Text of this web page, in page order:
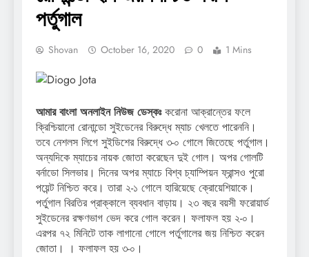
পর্তুগাল
Shovan October 16, 2020 0 1 Mins
আমার বাংলা অনলাইন নিউজ ডেস্কঃকরোনা আক্রান্তের ফলে
ক্রিশ্চিয়ানো রোনান্ডো সুইডেনের বিরুদ্ধে ম্যাচ খেলতে পারেননি।
তবে নেশলস লিগে সুইডিশের বিরুদ্ধে ৩-০ গোলে জিতেছে পর্তুগাল।
অন্যদিকে ম্যাচের নায়ক জোতা করেছেন দুই গোল। অপর গোলটি
বর্নাডো সিলভার। দিনের অপর ম্যাচে বিশ্ব চ্যাম্পিয়ন ফ্রান্সও পুরো
পয়েন্ট নিশ্চিত করে। তারা ২-১ গোলে হারিয়েছে ক্রোয়েশিয়াকে।
পর্তুগাল বিরতির প্রাক্কালে ব্যবধান বাড়ায়। ২৩ বছর বয়সী ফরোয়ার্ড
সুইডেনের রক্ষণভাগ ভেদ করে গোল করেন। ফলাফল হয় ২-০।
এরপর ৭২ মিনিটে তাক লাগানো গোলে পর্তুগালের জয় নিশ্চিত করেন
জোতা। । ফলাফল হয় ৩-০।